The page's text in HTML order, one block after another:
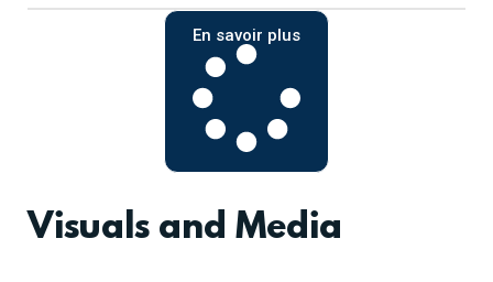
En savoir plus
Visuals and Media